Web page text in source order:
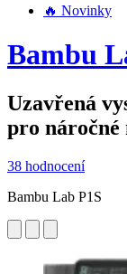
🔥 Novinky
Bambu
Uzavřená
pro
38 hodnocení
Bambu Lab P1S